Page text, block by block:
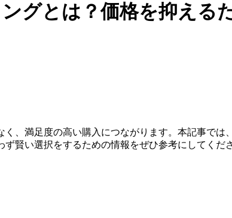
グとは？価格を抑える
、満足度の高い購入につながります。本記事で
賢い選択をするための情報をぜひ参考にしてくだ